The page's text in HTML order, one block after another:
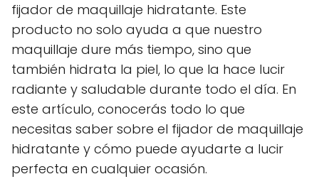
fijador de maquillaje hidratante. Este
producto no solo ayuda a que nuestro
maquillaje dure más tiempo, sino que
también hidrata la piel, lo que la hace lucir
radiante y saludable durante todo el día. En
este artículo, conocerás todo lo que
necesitas saber sobre el fijador de maquillaje
hidratante y cómo puede ayudarte a lucir
perfecta en cualquier ocasión.